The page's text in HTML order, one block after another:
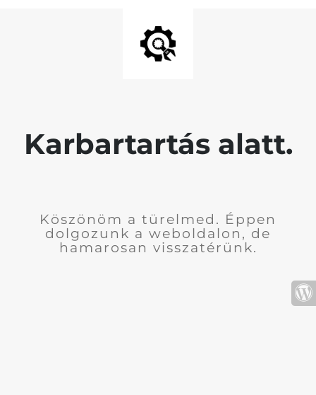
Karbartartás alatt.
Köszönöm a türelmed. Éppen
dolgozunk a weboldalon, de
hamarosan visszatérünk.